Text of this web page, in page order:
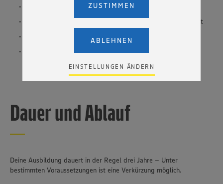
ein, dass Ihre Daten (IP-Adresse, Zeitstempel, ggf.
Nutzerverhalten auf unserer Webseite) an die Anbieter der
Dienste YouTube und Vimeo in den USA übermittelt und
dort verarbeitet werden. Der EuGH sieht die USA als Land
mit einem nach europäischen Standards nicht
angemessenen Datenschutzniveau an. Es besteht das
Risiko eines Zugriffs durch US-amerikanische Behörden.
genannten Dienste Ihre Daten verarbeiten. Weitere
Policy unter den Stichworten „YouTube” und „Vimeo”.
EINSTELLUNGEN ÄNDERN
ABLEHNEN
ZUSTIMMEN
Freude am Umgang mit Lebensmitteln
Freude am Kontakt zur Kundschaft und sprachliches Talent
Belastbarkeit und Ausgeglichenheit
Dauer und Ablauf
Deine Ausbildung dauert in der Regel drei Jahre – Unter
bestimmten Voraussetzungen ist eine Verkürzung möglich.